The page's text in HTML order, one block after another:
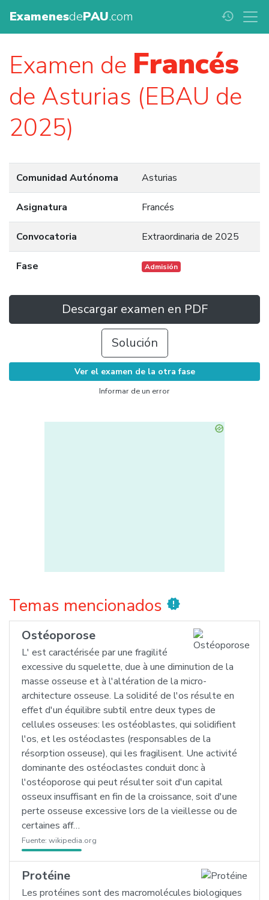
ExamenesdePAU.com history
Examen de Francés
de Asturias (EBAU de
2025)
Comunidad Autónoma Asturias
Asignatura Francés
Convocatoria Extraordinaria de 2025
Fase Admisión
Descargar examen en PDF
Solución
Ver el examen de la otra fase
Informar de un error
Temas mencionados new_releases
Ostéoporose
L' est caractérisée par une fragilité
excessive du squelette, due à une diminution de la
masse osseuse et à l'altération de la micro-
architecture osseuse. La solidité de l'os résulte en
effet d'un équilibre subtil entre deux types de
cellules osseuses: les ostéoblastes, qui solidifient
l'os, et les ostéoclastes (responsables de la
résorption osseuse), qui les fragilisent. Une activité
dominante des ostéoclastes conduit donc à
l'ostéoporose qui peut résulter soit d'un capital
osseux insuffisant en fin de la croissance, soit d'une
perte osseuse excessive lors de la vieillesse ou de
certaines aff…
Fuente: wikipedia.org
Protéine
Les protéines sont des macromolécules biologiques